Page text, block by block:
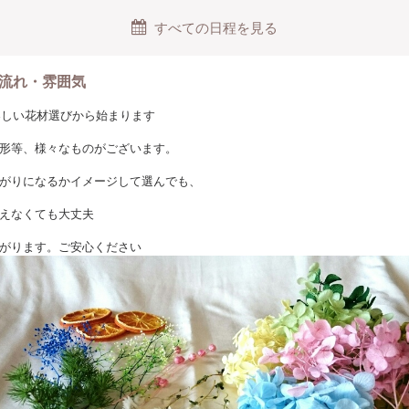
しても、プレゼントとしても、
な方でも簡単ですし、丁寧にお教えしますのでご安心ください。
気軽にご参加いただけます。
です
すべての日程を見る
れ・雰囲気
い花材選びから始まります
等、様々なものがございます。
りになるかイメージして選んでも、
なくても大丈夫
ります。ご安心ください